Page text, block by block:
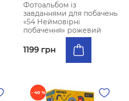
Фотоальбом із
завданнями для побачень
«54 Неймовірні
побачення» рожевий
1199 грн
- 40 %